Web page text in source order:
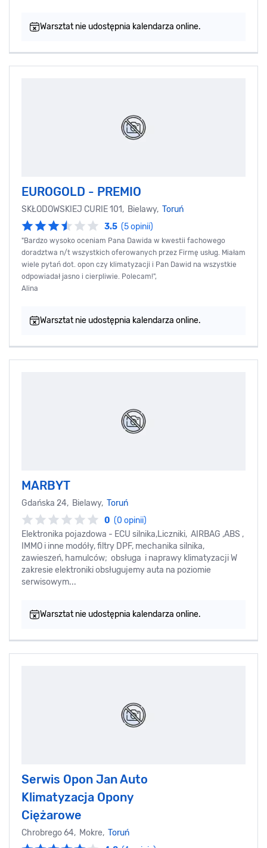
Warsztat nie udostępnia kalendarza online.
EUROGOLD - PREMIO
SKŁODOWSKIEJ CURIE 101, Bielawy, Toruń
3.5 (5 opinii)
"Bardzo wysoko oceniam Pana Dawida w kwestii fachowego
doradztwa n/t wszystkich oferowanych przez Firmę usług. Miałam
wiele pytań dot. opon czy klimatyzacji i Pan Dawid na wszystkie
odpowiadał jasno i cierpliwie. Polecam!",
Alina
Warsztat nie udostępnia kalendarza online.
MARBYT
Gdańska 24, Bielawy, Toruń
0 (0 opinii)
Elektronika pojazdowa - ECU silnika,Liczniki, AIRBAG ,ABS ,
IMMO i inne modóły, filtry DPF, mechanika silnika,
zawieszeń, hamulców; obsługa i naprawy klimatyzacji W
zakresie elektroniki obsługujemy auta na poziomie
serwisowym...
Warsztat nie udostępnia kalendarza online.
Serwis Opon Jan Auto
Klimatyzacja Opony
Ciężarowe
Chrobrego 64, Mokre, Toruń